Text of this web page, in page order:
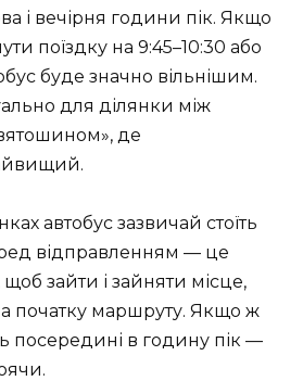
і вечірня години пік. Якщо
поїздку на 9:45–10:30 або
буде значно вільнішим.
для ділянки між
де
автобус зазвичай стоїть
відправленням — це
зайти і зайняти місце,
початку маршруту. Якщо ж
посередині в годину пік —